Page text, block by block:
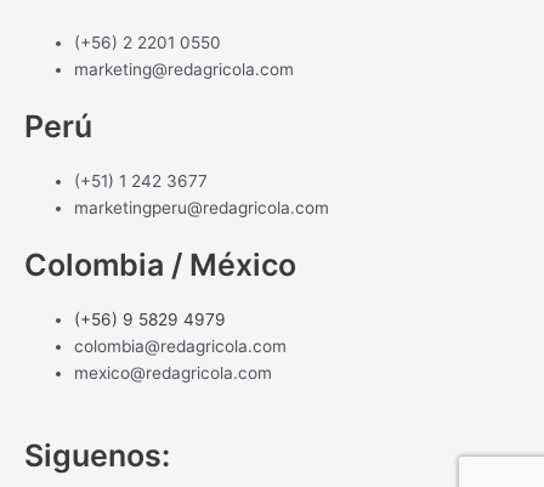
(+56) 2 2201 0550
marketing@redagricola.com
Perú
(+51) 1 242 3677
marketingperu@redagricola.com
Colombia / México
(+56) 9 5829 4979
colombia@redagricola.com
mexico@redagricola.com
Siguenos: